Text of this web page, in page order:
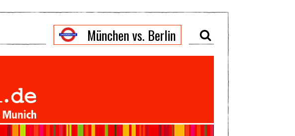
München vs. Berlin